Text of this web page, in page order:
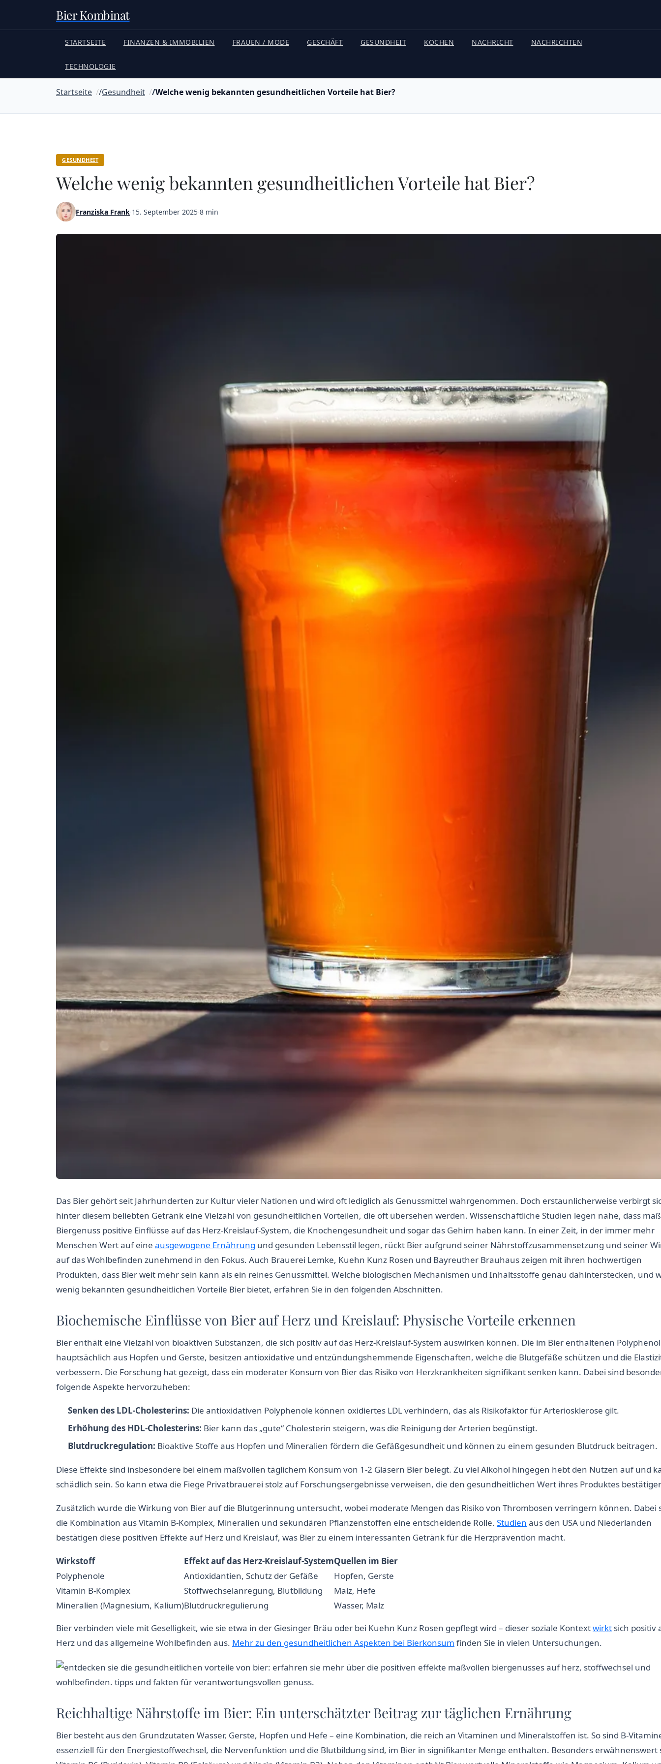
Bier Kombinat
STARTSEITE FINANZEN & IMMOBILIEN FRAUEN / MODE GESCHÄFT GESUNDHEIT KOCHEN NACHRICHT NACHRICHTEN
TECHNOLOGIE
Startseite Gesundheit Welche wenig bekannten gesundheitlichen Vorteile hat Bier?
GESUNDHEIT
Welche wenig bekannten gesundheitlichen Vorteile hat Bier?
Franziska Frank 15. September 2025 8 min
Das Bier gehört seit Jahrhunderten zur Kultur vieler Nationen und wird oft lediglich als Genussmittel wahrgenommen. Doch erstaunlicherweise verbirgt
hinter diesem beliebten Getränk eine Vielzahl von gesundheitlichen Vorteilen, die oft übersehen werden. Wissenschaftliche Studien legen nahe, dass
Biergenuss positive Einflüsse auf das Herz-Kreislauf-System, die Knochengesundheit und sogar das Gehirn haben kann. In einer Zeit, in der immer mehr
Menschen Wert auf eine ausgewogene Ernährung und gesunden Lebensstil legen, rückt Bier aufgrund seiner Nährstoffzusammensetzung und seiner
auf das Wohlbefinden zunehmend in den Fokus. Auch Brauerei Lemke, Kuehn Kunz Rosen und Bayreuther Brauhaus zeigen mit ihren hochwertigen
Produkten, dass Bier weit mehr sein kann als ein reines Genussmittel. Welche biologischen Mechanismen und Inhaltsstoffe genau dahinterstecken, und
wenig bekannten gesundheitlichen Vorteile Bier bietet, erfahren Sie in den folgenden Abschnitten.
Biochemische Einflüsse von Bier auf Herz und Kreislauf: Physische Vorteile erkennen
Bier enthält eine Vielzahl von bioaktiven Substanzen, die sich positiv auf das Herz-Kreislauf-System auswirken können. Die im Bier enthaltenen
hauptsächlich aus Hopfen und Gerste, besitzen antioxidative und entzündungshemmende Eigenschaften, welche die Blutgefäße schützen und die
verbessern. Die Forschung hat gezeigt, dass ein moderater Konsum von Bier das Risiko von Herzkrankheiten signifikant senken kann. Dabei sind
folgende Aspekte hervorzuheben:
Senken des LDL-Cholesterins: Die antioxidativen Polyphenole können oxidiertes LDL verhindern, das als Risikofaktor für Arteriosklerose gilt.
Erhöhung des HDL-Cholesterins: Bier kann das „gute“ Cholesterin steigern, was die Reinigung der Arterien begünstigt.
Blutdruckregulation: Bioaktive Stoffe aus Hopfen und Mineralien fördern die Gefäßgesundheit und können zu einem gesunden Blutdruck beitragen.
Diese Effekte sind insbesondere bei einem maßvollen täglichem Konsum von 1-2 Gläsern Bier belegt. Zu viel Alkohol hingegen hebt den Nutzen auf und
schädlich sein. So kann etwa die Fiege Privatbrauerei stolz auf Forschungsergebnisse verweisen, die den gesundheitlichen Wert ihres Produktes
Zusätzlich wurde die Wirkung von Bier auf die Blutgerinnung untersucht, wobei moderate Mengen das Risiko von Thrombosen verringern können. Dabei
die Kombination aus Vitamin B-Komplex, Mineralien und sekundären Pflanzenstoffen eine entscheidende Rolle. Studien aus den USA und Niederlanden
bestätigen diese positiven Effekte auf Herz und Kreislauf, was Bier zu einem interessanten Getränk für die Herzprävention macht.
Wirkstoff Effekt auf das Herz-Kreislauf-SystemQuellen im Bier
Polyphenole
Antioxidantien, Schutz der Gefäße
Hopfen, Gerste
Vitamin B-Komplex
Stoffwechselanregung, Blutbildung
Malz, Hefe
Mineralien (Magnesium, Kalium)Blutdruckregulierung
Wasser, Malz
Bier verbinden viele mit Geselligkeit, wie sie etwa in der Giesinger Bräu oder bei Kuehn Kunz Rosen gepflegt wird – dieser soziale Kontextwirkt sich positiv
Herz und das allgemeine Wohlbefinden aus. Mehr zu den gesundheitlichen Aspekten bei Bierkonsum finden Sie in vielen Untersuchungen.
Reichhaltige Nährstoffe im Bier: Ein unterschätzter Beitrag zur täglichen Ernährung
Bier besteht aus den Grundzutaten Wasser, Gerste, Hopfen und Hefe – eine Kombination, die reich an Vitaminen und Mineralstoffen ist. So sind B-
essenziell für den Energiestoffwechsel, die Nervenfunktion und die Blutbildung sind, im Bier in signifikanter Menge enthalten. Besonders erwähnenswert